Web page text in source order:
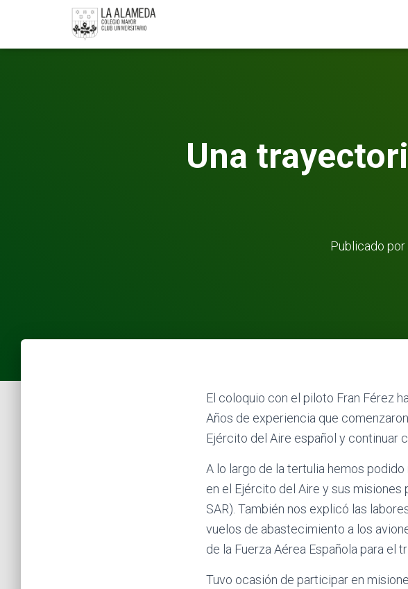
Una
Publicado por
El coloquio con el piloto Fran Férez
Años de experiencia que
Ejército del Aire español y continuar
A lo largo de la tertulia hemos
en el Ejército del Aire y sus
SAR). También nos explicó las
vuelos de abastecimiento a los
de la Fuerza Aérea Española para el
Tuvo ocasión de participar en